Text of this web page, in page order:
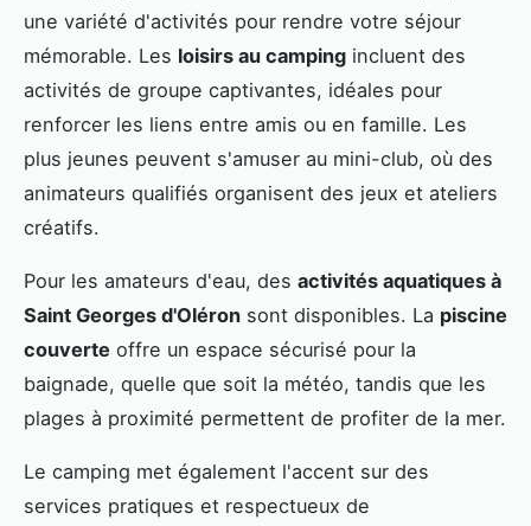
une variété d'activités pour rendre votre séjour
mémorable. Les loisirs au camping incluent des
activités de groupe captivantes, idéales pour
renforcer les liens entre amis ou en famille. Les
plus jeunes peuvent s'amuser au mini-club, où des
animateurs qualifiés organisent des jeux et ateliers
créatifs.
Pour les amateurs d'eau, des activités aquatiques à
Saint Georges d'Oléron sont disponibles. La piscine
couverte offre un espace sécurisé pour la
baignade, quelle que soit la météo, tandis que les
plages à proximité permettent de profiter de la mer.
Le camping met également l'accent sur des
services pratiques et respectueux de